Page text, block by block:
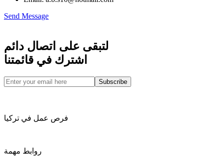
Send Message
لتبقى على اتصال دائم
اشترك في قائمتنا
Subscribe
فرص عمل في تركيا
روابط مهمة